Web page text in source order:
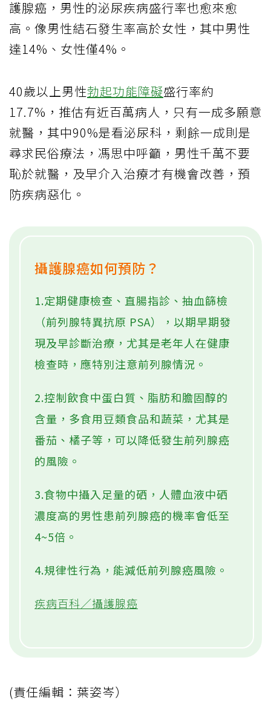
護腺癌，男性的泌尿疾病盛行率也愈來愈
高。像男性結石發生率高於女性，其中男性
達14%、女性僅4%。
40歲以上男性勃起功能障礙盛行率約
17.7%，推估有近百萬病人，只有一成多願意
就醫，其中90%是看泌尿科，剩餘一成則是
尋求民俗療法，馮思中呼籲，男性千萬不要
恥於就醫，及早介入治療才有機會改善，預
防疾病惡化。
攝護腺癌如何預防？
1.定期健康檢查、直腸指診、抽血篩檢
（前列腺特異抗原 PSA），以期早期發
現及早診斷治療，尤其是老年人在健康
檢查時，應特別注意前列腺情況。
2.控制飲食中蛋白質、脂肪和膽固醇的
含量，多食用豆類食品和蔬菜，尤其是
番茄、橘子等，可以降低發生前列腺癌
的風險。
3.食物中攝入足量的硒，人體血液中硒
濃度高的男性患前列腺癌的機率會低至
4~5倍。
4.規律性行為，能減低前列腺癌風險。
疾病百科／攝護腺癌
(責任編輯：葉姿岑）